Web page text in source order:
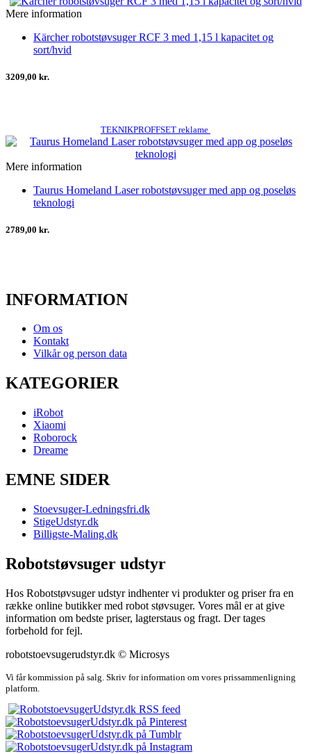
Mere information
Kärcher robotstøvsuger RCF 3 med 1,15 l kapacitet og
sort/hvid
3209,00 kr.
TEKNIKPROFFSET reklame
Mere information
Taurus Homeland Laser robotstøvsuger med app og poseløs
teknologi
2789,00 kr.
INFORMATION
Om os
Kontakt
Vilkår og person data
KATEGORIER
iRobot
Xiaomi
Roborock
Dreame
EMNE SIDER
Stoevsuger-Ledningsfri.dk
StigeUdstyr.dk
Billigste-Maling.dk
Robotstøvsuger udstyr
Hos Robotstøvsuger udstyr indhenter vi produkter og priser fra en
række online butikker med robot støvsuger. Vores mål er at give
information om bedste priser, lagterstaus og fragt. Der tages
forbehold for fejl.
robotstoevsugerudstyr.dk © Microsys
Vi får kommission på salg. Skriv for information om vores prissammenligning
platform.